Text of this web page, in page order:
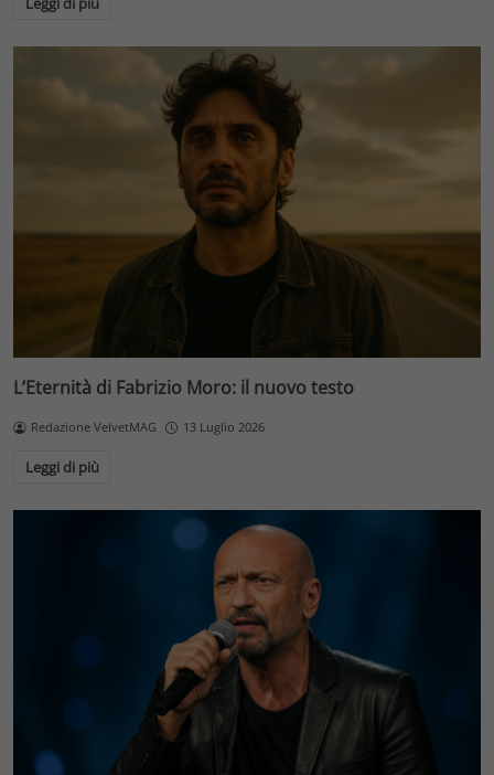
L’Eternità di Fabrizio Moro: il nuovo testo
Redazione VelvetMAG 13 Luglio 2026
Leggi di più